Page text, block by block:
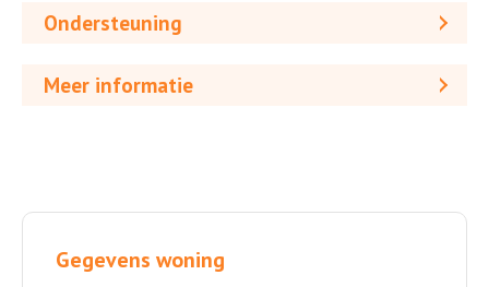
Ondersteuning
Meer informatie
Gegevens woning